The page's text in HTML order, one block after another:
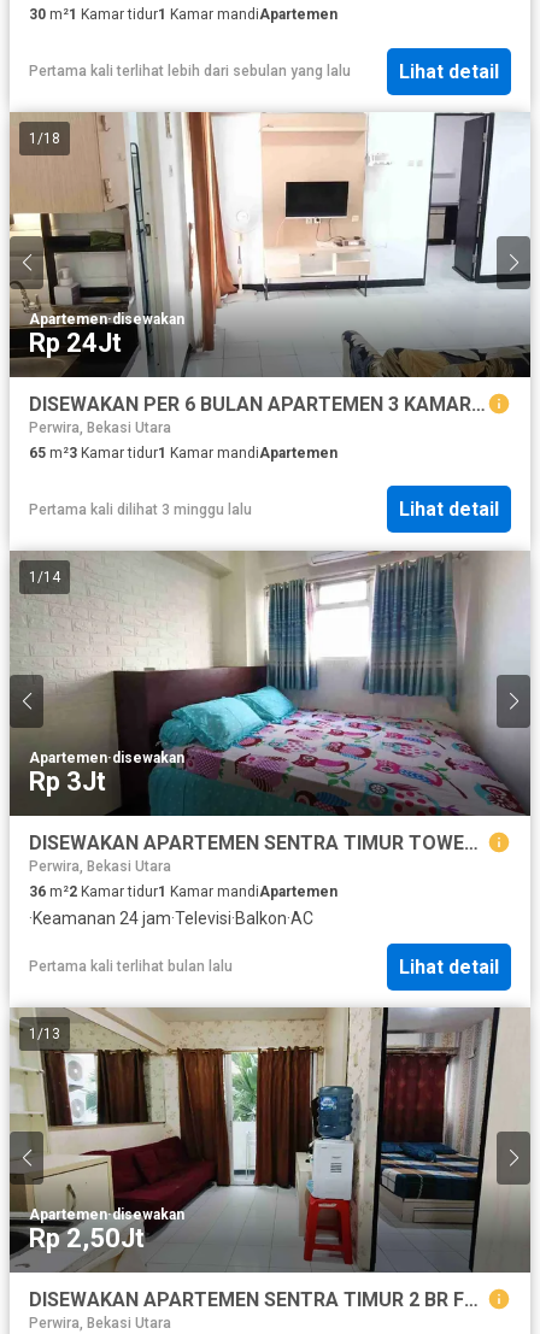
30 m²1 Kamar tidur1 Kamar mandiApartemen
Pertama kali terlihat lebih dari sebulan yang lalu Lihat detail
1 /18
Apartemen·disewakan
Rp 24Jt
DISEWAKAN PER 6 BULAN APARTEMEN 3 KAMAR TIDUR
Perwira, Bekasi Utara
65 m²3 Kamar tidur1 Kamar mandiApartemen
Pertama kali dilihat 3 minggu lalu Lihat detail
1 /14
Apartemen·disewakan
Rp 3Jt
DISEWAKAN APARTEMEN SENTRA TIMUR TOWER TOSCA
Perwira, Bekasi Utara
36 m²2 Kamar tidur1 Kamar mandiApartemen
·Keamanan 24 jam·Televisi·Balkon·AC
Pertama kali terlihat bulan lalu Lihat detail
1 /13
Apartemen·disewakan
Rp 2,50Jt
DISEWAKAN APARTEMEN SENTRA TIMUR 2 BR FULL FURNISH
Perwira, Bekasi Utara